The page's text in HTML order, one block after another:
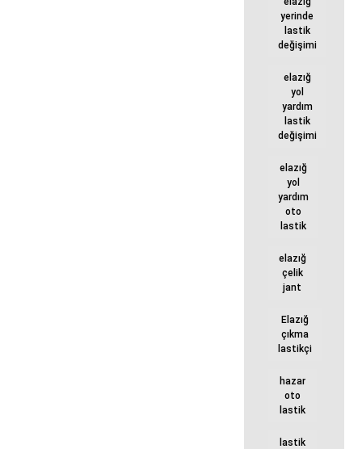
yerinde
lastik
değişimi
elazığ
yol
yardım
lastik
değişimi
elazığ
yol
yardım
oto
lastik
elazığ
çelik
jant
Elazığ
çıkma
lastikçi
hazar
oto
lastik
lastik